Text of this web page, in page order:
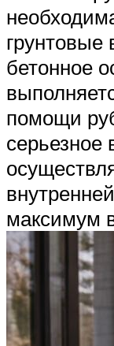
бетонное
помощи
серьезное
максимум